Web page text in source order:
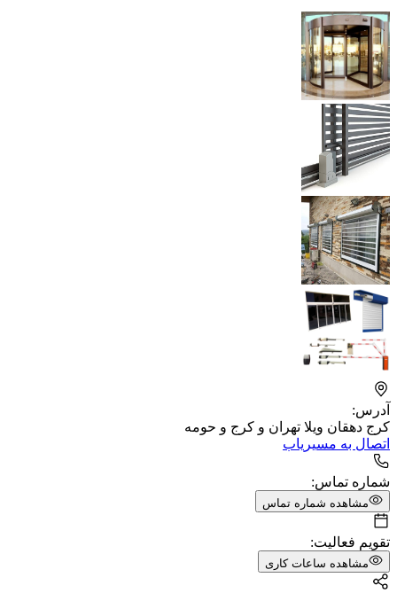
آدرس:
کرج دهقان ویلا تهران و کرج و حومه
اتصال به مسیریاب
شماره تماس:
مشاهده شماره تماس
تقویم فعالیت:
مشاهده ساعات کاری